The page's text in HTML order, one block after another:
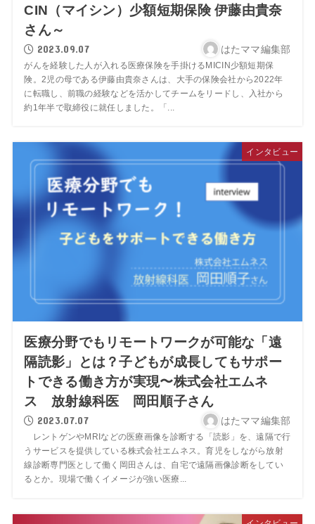
CIN（マイシン）少額短期保険 伊藤由貴奈
さん～
2023.09.07 はたママ編集部
がんを経験した人が入れる医療保険を手掛けるMICIN少額短期保
険。2児の母である伊藤由貴奈さんは、大手の保険会社から2022年
に転職し、前職の経験などを活かしてチームをリードし、入社から
約1年半で取締役に就任しました。「...
インタビュー
医療分野でもリモートワークが可能な「遠
隔読影」とは？子どもが成長してもサポー
トできる働き方が実現〜株式会社エムネ
ス 放射線科医 岡田順子さん
2023.07.07 はたママ編集部
レントゲンやMRIなどの医療画像を診断する「読影」を、遠隔で行
うサービスを提供している株式会社エムネス。育児をしながら放射
線診断専門医として働く岡田さんは、自宅で遠隔画像診断をしてい
るとか。現場で働くイメージが強い医療...